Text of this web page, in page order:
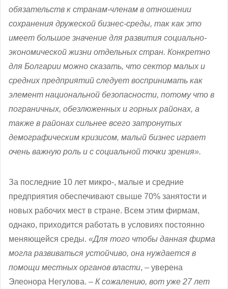
обязательств к странам-членам в отношении
сохранения дружеской бизнес-среды, так как это
имеет большое значение для развития социально-
экономической жизни отдельных стран. Конкретно
для Болгарии можно сказать, что сектор малых и
средних предприятий следует воспринимать как
элемент национальной безопасности, потому что в
пограничных, обезлюженных и горных районах, а
также в районах сильнее всего затронутых
демографическим кризисом, малый бизнес играет
очень важную роль и с социальной точки зрения».
За последние 10 лет микро-, малые и средние
предприятия обеспечивают свыше 70% занятости и
новых рабочих мест в стране. Всем этим фирмам,
однако, приходится работать в условиях постоянно
меняющейся среды. «Для того чтобы данная фирма
могла развиваться устойчиво, она нуждается в
помощи местных органов власти, – уверена
Элеонора Негулова. – К сожалению, вот уже 27 лет